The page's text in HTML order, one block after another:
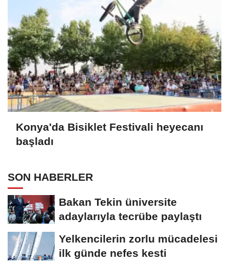
Konya'da Bisiklet Festivali heyecanı
başladı
SON HABERLER
Bakan Tekin üniversite
adaylarıyla tecrübe paylaştı
Yelkencilerin zorlu mücadelesi
ilk günde nefes kesti